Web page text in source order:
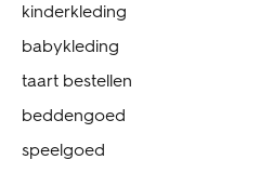
kinderkleding
babykleding
taart bestellen
beddengoed
speelgoed